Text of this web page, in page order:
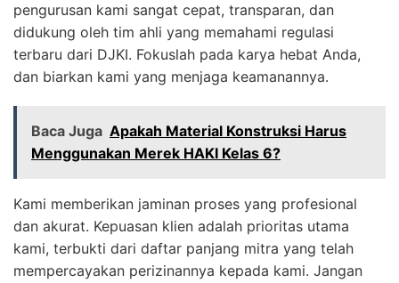
pengurusan kami sangat cepat, transparan, dan
didukung oleh tim ahli yang memahami regulasi
terbaru dari DJKI. Fokuslah pada karya hebat Anda,
dan biarkan kami yang menjaga keamanannya.
Baca Juga Apakah Material Konstruksi Harus
Menggunakan Merek HAKI Kelas 6?
Kami memberikan jaminan proses yang profesional
dan akurat. Kepuasan klien adalah prioritas utama
kami, terbukti dari daftar panjang mitra yang telah
mempercayakan perizinannya kepada kami. Jangan